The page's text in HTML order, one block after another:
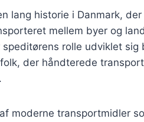
lang historie i Danmark,
mellem byer og
speditørens rolle udviklet
der håndterede
moderne transportmidler